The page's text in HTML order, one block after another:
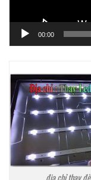
00:00
địa chỉ thay